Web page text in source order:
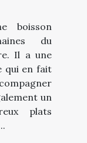
boisson
du
Il a une
qui en fait
un
plats